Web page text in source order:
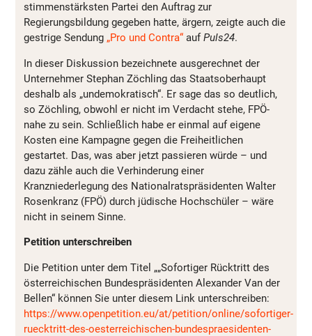
stimmenstärksten Partei den Auftrag zur
Regierungsbildung gegeben hatte, ärgern, zeigte auch die
gestrige Sendung „Pro und Contra“ auf Puls24.
In dieser Diskussion bezeichnete ausgerechnet der
Unternehmer Stephan Zöchling das Staatsoberhaupt
deshalb als „undemokratisch“. Er sage das so deutlich,
so Zöchling, obwohl er nicht im Verdacht stehe, FPÖ-
nahe zu sein. Schließlich habe er einmal auf eigene
Kosten eine Kampagne gegen die Freiheitlichen
gestartet. Das, was aber jetzt passieren würde – und
dazu zähle auch die Verhinderung einer
Kranzniederlegung des Nationalratspräsidenten Walter
Rosenkranz (FPÖ) durch jüdische Hochschüler – wäre
nicht in seinem Sinne.
Petition unterschreiben
Die Petition unter dem Titel „„Sofortiger Rücktritt des
österreichischen Bundespräsidenten Alexander Van der
Bellen“ können Sie unter diesem Link unterschreiben:
https://www.openpetition.eu/at/petition/online/sofortiger-
ruecktritt-des-oesterreichischen-bundespraesidenten-